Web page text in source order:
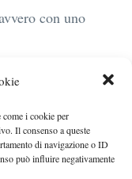
i cookie per
Il consenso a queste
di navigazione o ID
può influire negativamente
con uno
a lungo